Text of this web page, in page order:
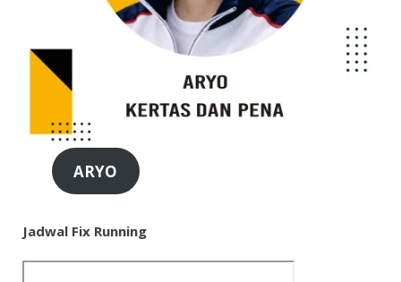
ARYO
Jadwal Fix Running